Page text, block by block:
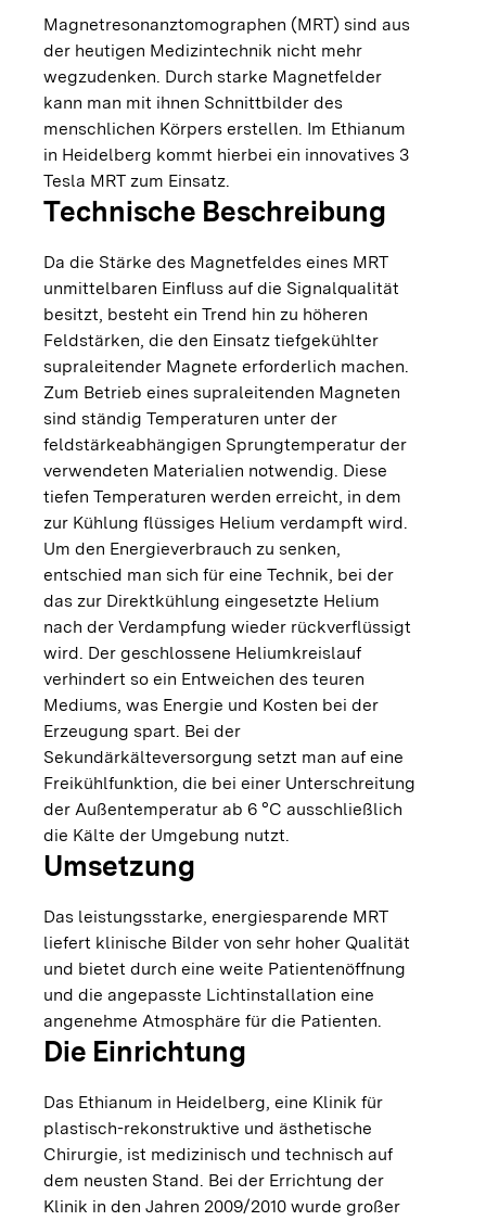
Magnetresonanztomographen (MRT) sind aus
der heutigen Medizintechnik nicht mehr
wegzudenken. Durch starke Magnetfelder
kann man mit ihnen Schnittbilder des
menschlichen Körpers erstellen. Im Ethianum
in Heidelberg kommt hierbei ein innovatives 3
Tesla MRT zum Einsatz.
Technische Beschreibung
Da die Stärke des Magnetfeldes eines MRT
unmittelbaren Einfluss auf die Signalqualität
besitzt, besteht ein Trend hin zu höheren
Feldstärken, die den Einsatz tiefgekühlter
supraleitender Magnete erforderlich machen.
Zum Betrieb eines supraleitenden Magneten
sind ständig Temperaturen unter der
feldstärkeabhängigen Sprungtemperatur der
verwendeten Materialien notwendig. Diese
tiefen Temperaturen werden erreicht, in dem
zur Kühlung flüssiges Helium verdampft wird.
Um den Energieverbrauch zu senken,
entschied man sich für eine Technik, bei der
das zur Direktkühlung eingesetzte Helium
nach der Verdampfung wieder rückverflüssigt
wird. Der geschlossene Heliumkreislauf
verhindert so ein Entweichen des teuren
Mediums, was Energie und Kosten bei der
Erzeugung spart. Bei der
Sekundärkälteversorgung setzt man auf eine
Freikühlfunktion, die bei einer Unterschreitung
der Außentemperatur ab 6 °C ausschließlich
die Kälte der Umgebung nutzt.
Umsetzung
Das leistungsstarke, energiesparende MRT
liefert klinische Bilder von sehr hoher Qualität
und bietet durch eine weite Patientenöffnung
und die angepasste Lichtinstallation eine
angenehme Atmosphäre für die Patienten.
Die Einrichtung
Das Ethianum in Heidelberg, eine Klinik für
plastisch-rekonstruktive und ästhetische
Chirurgie, ist medizinisch und technisch auf
dem neusten Stand. Bei der Errichtung der
Klinik in den Jahren 2009/2010 wurde großer